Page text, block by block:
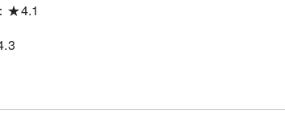
★4.1